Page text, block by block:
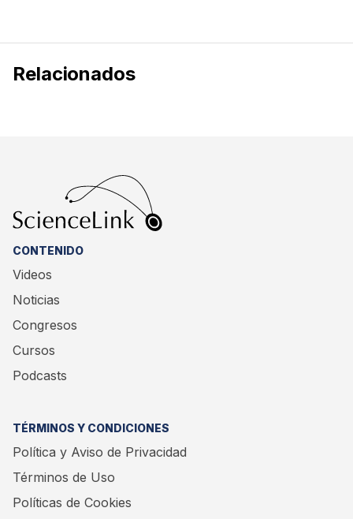
Relacionados
CONTENIDO
Videos
Noticias
Congresos
Cursos
Podcasts
TÉRMINOS Y CONDICIONES
Política y Aviso de Privacidad
Términos de Uso
Políticas de Cookies